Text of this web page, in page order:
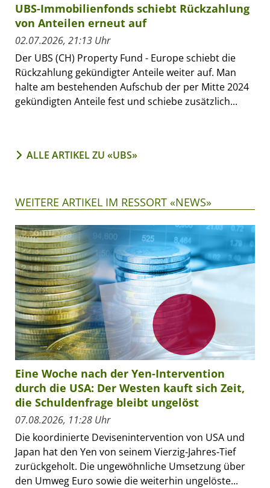
UBS-Immobilienfonds schiebt Rückzahlung
von Anteilen erneut auf
02.07.2026, 21:13 Uhr
Der UBS (CH) Property Fund - Europe schiebt die
Rückzahlung gekündigter Anteile weiter auf. Man
halte am bestehenden Aufschub der per Mitte 2024
gekündigten Anteile fest und schiebe zusätzlich...
ALLE ARTIKEL ZU «UBS»
WEITERE ARTIKEL IM RESSORT «NEWS»
Eine Woche nach der Yen-Intervention
durch die USA: Der Westen kauft sich Zeit,
die Schuldenfrage bleibt ungelöst
07.08.2026, 11:28 Uhr
Die koordinierte Devisenintervention von USA und
Japan hat den Yen von seinem Vierzig-Jahres-Tief
zurückgeholt. Die ungewöhnliche Umsetzung über
den Umweg Euro sowie die weiterhin ungelöste...